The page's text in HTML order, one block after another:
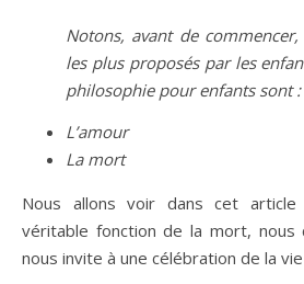
Notons, avant de
les plus proposés par les
philosophie pour enfants sont :
L’amour
La mort
Nous allons voir dans cet article
véritable fonction de la mort, nous
nous invite à une célébration de la